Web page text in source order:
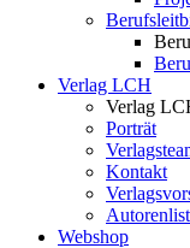
Verlag LCH
Verlag
Porträt
Kontakt
Webshop